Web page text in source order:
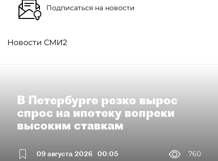
Подписаться на новости
Новости СМИ2
В Петербурге резко вырос
спрос на ипотеку вопреки
высоким ставкам
09 августа 2026 00:05 760